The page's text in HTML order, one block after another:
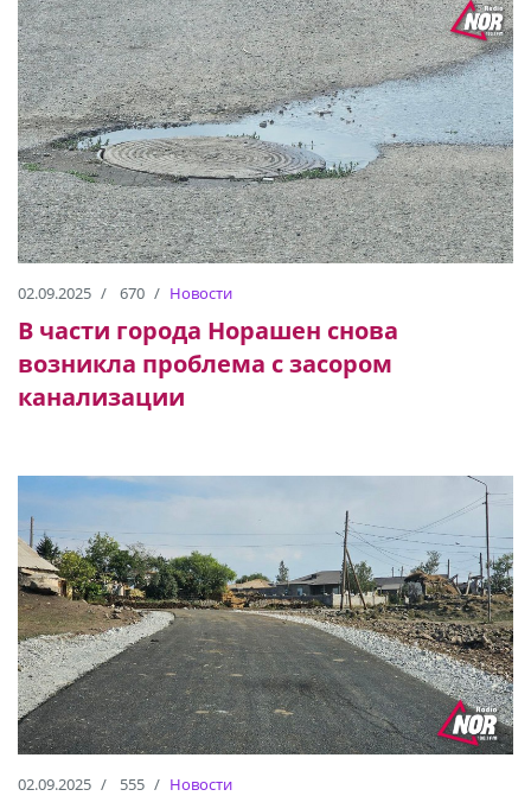
02.09.2025 670 Новости
В части города Норашен снова
возникла проблема с засором
канализации
02.09.2025 555 Новости